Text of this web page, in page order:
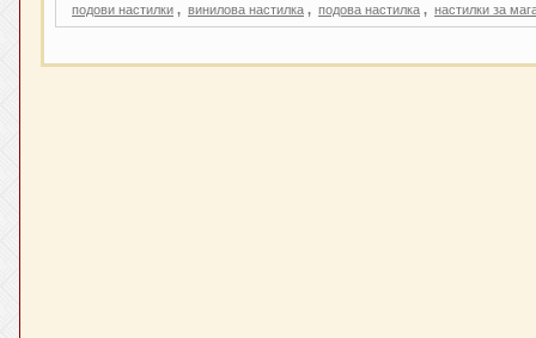
подови настилки , винилова настилка , подова настилка , настилки за